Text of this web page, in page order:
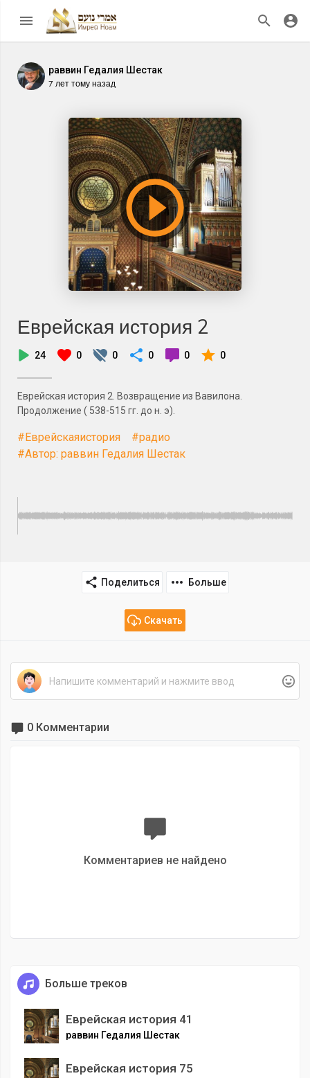
раввин Гедалия Шестак
7 лет тому назад
Еврейская история 2
24 0 0 0 0 0
Еврейская история 2. Возвращение из Вавилона.
Продолжение ( 538-515 гг. до н. э).
#Еврейскаяистория
#радио
#Автор: раввин Гедалия Шестак
Поделиться Больше
Скачать
0 Комментарии
Комментариев не найдено
Больше треков
Еврейская история 41
раввин Гедалия Шестак
Еврейская история 75